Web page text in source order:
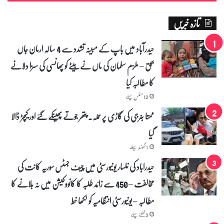
گ
ی
ا
گ
و
ر
ن
تازہ خبریں
حیدرآباد میں باپ کے مبینہ تشدد سے 4 سالہ ارمان جاں
بحق – ملزم سلمان کی ماں نے بیٹے کو پھانسی کی سزا دلانے
کا مطالبہ کیا
12 منٹس پہلے
ممتا بنرجی کی گاڑی پر حملہ۔ پتھر جوتے پھینکے گئے اور کیچڑ ڈالا
گیا
1 گھنٹہ پہلے
حیدراباد کی نلسار یونیورسٹی میں چیف جسٹس سوریہ کانت کی
مخالفت – 450 سے زائد طلبہ کا کانووکیشن میں نہ بلانے کا
مطالبہ – یونیورسٹی انتظامیہ کو لکھا خط
3 گھنٹے پہلے